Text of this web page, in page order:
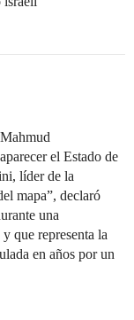
el Estado de
líder de la
mapa”, declaró
una
que representa la
en años por un